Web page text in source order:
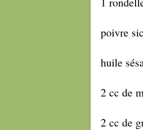
poivre
huile
2 cc de
2 cc de